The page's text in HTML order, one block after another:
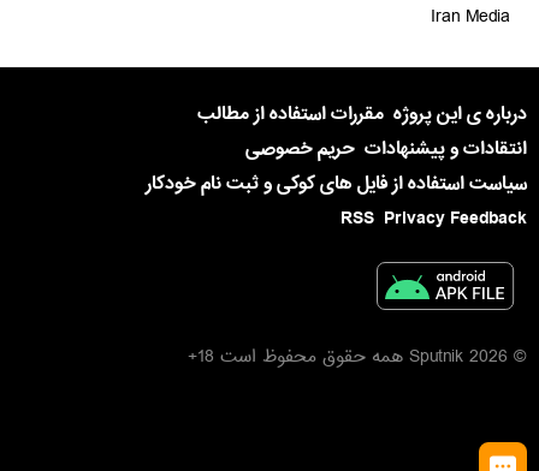
Iran Media
درباره ی این پروژه مقررات استفاده از مطالب
انتقادات و پیشنهادات حریم خصوصی
سیاست استفاده از فایل های کوکی و ثبت نام خودکار
Privacy Feedback
RSS
© 2026 Sputnik همه حقوق محفوظ است 18+